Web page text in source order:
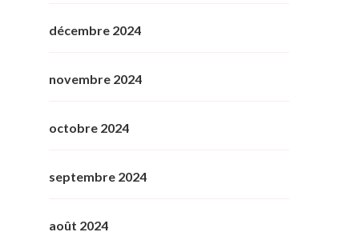
décembre 2024
novembre 2024
octobre 2024
septembre 2024
août 2024